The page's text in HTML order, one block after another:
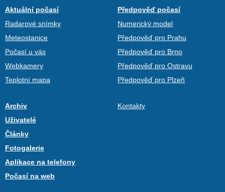
Aktuální počasí
Radarové snímky
Meteostanice
Počasí u vás
Webkamery
Teplotní mapa
Předpověď počasí
Numerický model
Předpověď pro Prahu
Předpověď pro Brno
Předpověď pro Ostravu
Předpověď pro Plzeň
Archiv
Uživatelé
Články
Fotogalerie
Aplikace na telefony
Počasí na web
Kontakty